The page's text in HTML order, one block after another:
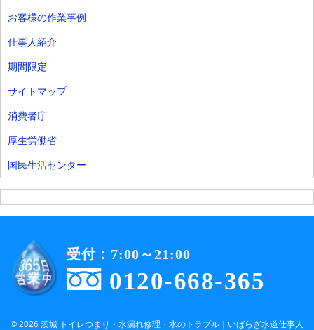
お客様の作業事例
仕事人紹介
期間限定
サイトマップ
消費者庁
厚生労働省
国民生活センター
0120-668-365
受付：7:00～21:00
© 2026 茨城 トイレつまり・水漏れ修理・水のトラブル｜いばらぎ水道仕事人